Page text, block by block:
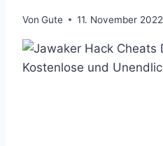
Von Gute 11. November 2022